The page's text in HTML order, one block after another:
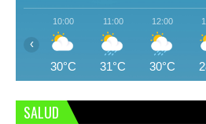
10:00
30°C
11:00
31°C
12:00
30°C
‹
SALUD